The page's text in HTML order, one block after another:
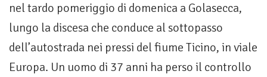
nel tardo pomeriggio di domenica a Golasecca,
lungo la discesa che conduce al sottopasso
dell’autostrada nei pressi del fiume Ticino, in viale
Europa. Un uomo di 37 anni ha perso il controllo